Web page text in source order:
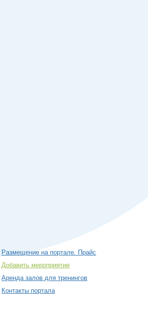
Размещение на портале. Прайс
Добавить мероприятие
Аренда залов для тренингов
Контакты портала